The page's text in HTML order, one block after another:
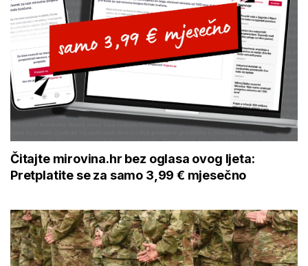
Čitajte mirovina.hr bez oglasa ovog ljeta:
Pretplatite se za samo 3,99 € mjesečno